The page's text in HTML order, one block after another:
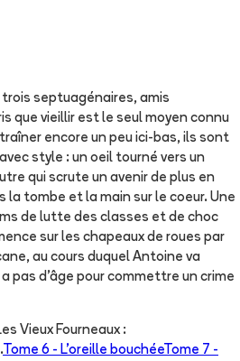
septuagénaires, amis
que vieillir est le seul moyen connu
encore un peu ici-bas, ils sont
style : un oeil tourné vers un
qui scrute un avenir de plus en
la tombe et la main sur le coeur. Une
de lutte des classes et de choc
sur les chapeaux de roues par
au cours duquel Antoine va
pas d'âge pour commettre un crime
Vieux Fourneaux :
Tome 6 - L'oreille bouchéeTome 7 -